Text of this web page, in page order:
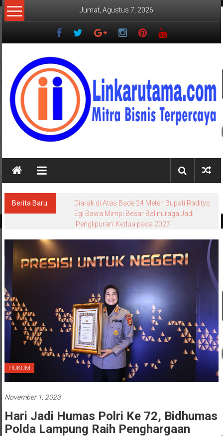
Lompat
ke
Jumat, Agustus 7, 2026
LINKARUTAMA.COM
Mitra
Terpercaya
Berita Baru:
Diarak di Atas Bade 24 Meter, Bupati Radityo
Egi Bawa Mimpi Besar Balinuraga Jadi
‘Penglipuran’ Kedua pada 2027
HUKUM
November 1, 2023
Hari Jadi Humas Polri Ke 72, Bidhumas
Polda Lampung Raih Penghargaan